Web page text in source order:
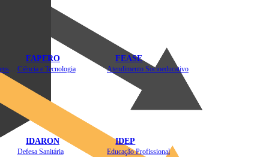
FAPERO
Ciência e Tecnologia
FEASE
Atendimento Socioeducativo
IDARON
Defesa Sanitária
IDEP
Educação Profissional